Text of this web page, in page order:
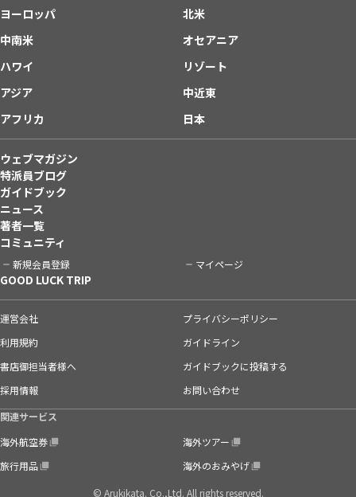
ヨーロッパ
北米
中南米
オセアニア
ハワイ
リゾート
アジア
中近東
アフリカ
日本
ウェブマガジン
特派員ブログ
ガイドブック
ニュース
著者一覧
コミュニティ
新規会員登録 マイページ
GOOD LUCK TRIP
運営会社
プライバシーポリシー
利用規約
ガイドライン
書店御担当者様へ
ガイドブックに投稿する
採用情報
お問い合わせ
関連サービス
海外航空券
海外ツアー
旅行用品
海外のおみやげ
© Arukikata. Co.,Ltd. All rights reserved.